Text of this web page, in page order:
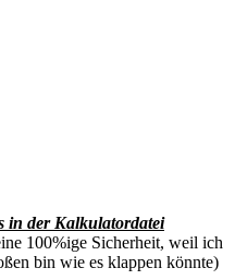
in der Kalkulatordatei
100%ige Sicherheit, weil ich
bin wie es klappen könnte)